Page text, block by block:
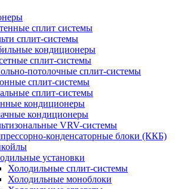
сплит системы
сплит-системы
кондиционеры
сплит-системы
потолочные сплит-системы
сплит-системы
сплит-системы
кондиционеры
кондиционеры
VRV-системы
конденсаторные блоки (ККБ)
установки
Холодильные сплит-системы
Холодильные моноблоки